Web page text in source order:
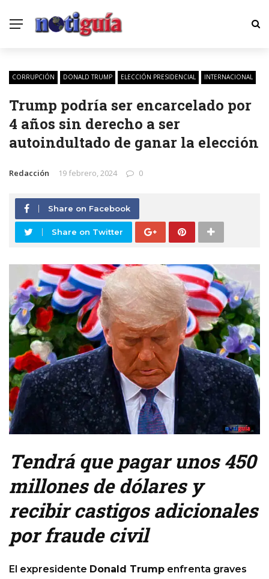
CORRUPCIÓN DONALD TRUMP ELECCIÓN PRESIDENCIAL INTERNACIONAL
Trump podría ser encarcelado por
4 años sin derecho a ser
autoindultado de ganar la elección
Redacción 19 febrero, 2024 0
Share on Facebook
Share on Twitter
Tendrá que pagar unos 450
millones de dólares y
recibir castigos adicionales
por fraude civil
El expresidente Donald Trump enfrenta graves